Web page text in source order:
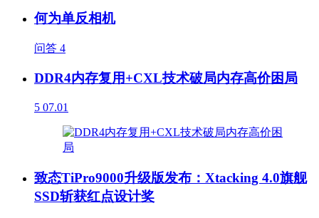
何为单反相机
问答 4
DDR4内存复用+CXL技术破局内存高价困局
5 07.01
致态TiPro9000升级版发布：Xtacking 4.0旗舰
SSD斩获红点设计奖